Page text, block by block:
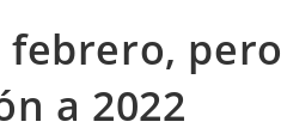
pero
a 2022